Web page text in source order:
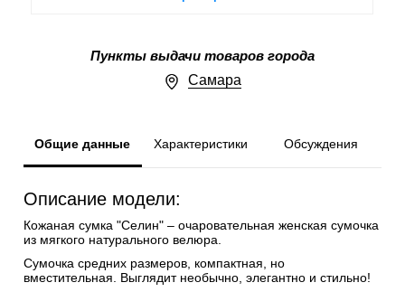
Пункты выдачи товаров города
Самара
Общие данные Характеристики Обсуждения
Описание модели:
Кожаная сумка "Селин" – очаровательная женская сумочка
из мягкого натурального велюра.
Сумочка средних размеров, компактная, но
вместительная. Выглядит необычно, элегантно и стильно!